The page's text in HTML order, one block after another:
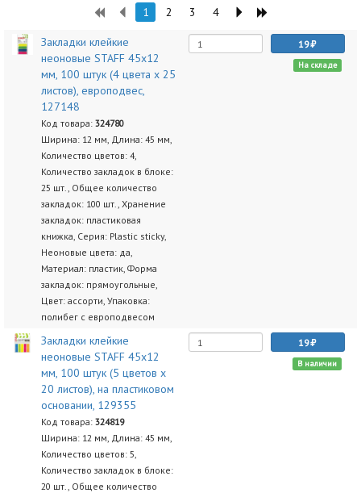
1 2 3 4
Закладки клейкие
неоновые STAFF 45х12
мм, 100 штук (4 цвета х 25
листов), европодвес,
127148
Код товара: 324780
Ширина: 12 мм, Длина: 45 мм,
Количество цветов: 4,
Количество закладок в блоке:
25 шт., Общее количество
закладок: 100 шт., Хранение
закладок: пластиковая
книжка, Серия: Plastic sticky,
Неоновые цвета: да,
Материал: пластик, Форма
закладок: прямоугольные,
Цвет: ассорти, Упаковка:
полибег с европодвесом
19
На складе
Закладки клейкие
неоновые STAFF 45х12
мм, 100 штук (5 цветов х
20 листов), на пластиковом
основании, 129355
Код товара: 324819
Ширина: 12 мм, Длина: 45 мм,
Количество цветов: 5,
Количество закладок в блоке:
20 шт., Общее количество
19
В наличии